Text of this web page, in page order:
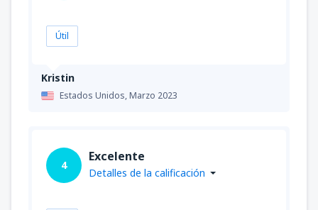
Kristin
Estados Unidos,Marzo 2023
Útil
4
Excelente
Detalles de la calificación